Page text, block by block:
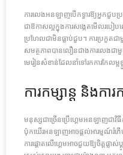
ការលេងអនឡាញបើកទ្វារឱ្យអ្នកជួប
ជាឱកាសល្អក្នុងការសង្កេតមើលរបៀ
ប្រហែលជាមិនធ្លាប់ជួប។ ការប្រកួតជ
សមត្ថភាពបានលឿនជាងការលេងជា
មេរៀនសំខាន់ដែលនាំទៅរកការកែលម្អ
ការកម្សាន្ត និងកា
មនុស្សជាច្រើនប្រើហ្គេមអនឡាញជាវិធី
ប៉ុកឃើរអនឡាញអាចផ្តល់អារម្មណ៍រំ
ការផ្តោតលើហ្គេមអាចជួយឱ្យចិត្តផ្លាស់